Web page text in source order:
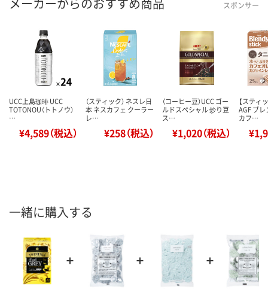
スポンサー
UCC上島珈琲 UCC
TOTONOU（トトノウ）
…
¥4,589（税込）
（スティック） ネスレ日
本 ネスカフェ クーラー
レ…
¥258（税込）
（コーヒー豆）UCC ゴー
ルドスペシャル 炒り豆
ス…
¥1,020（税込）
【スティ
AGF ブ
カフ…
一緒に購入する